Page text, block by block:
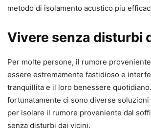
metodo di isolamento acustico piu
Vivere senza disturbi
Per molte persone, il rumore
essere estremamente fastidioso e
tranquillita e il loro benessere
fortunatamente ci sono diverse soluzioni
per isolare il rumore proveniente dal
senza disturbi dai vicini.